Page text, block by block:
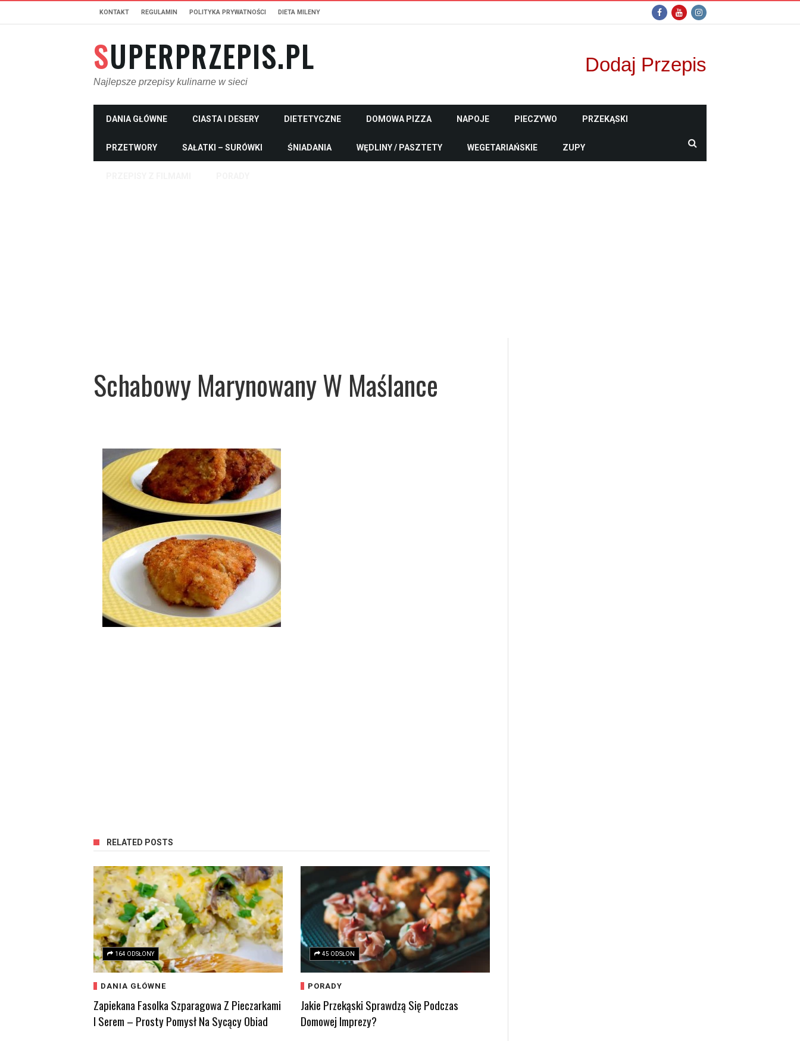
KONTAKT REGULAMIN POLITYKA PRYWATNOŚCI DIETA MILENY
SUPERPRZEPIS.PL
Najlepsze przepisy kulinarne w sieci
Dodaj Przepis
DANIA GŁÓWNE CIASTA I DESERY DIETETYCZNE DOMOWA PIZZA NAPOJE PIECZYWO PRZEKĄSKI
PRZETWORY SAŁATKI – SURÓWKI ŚNIADANIA WĘDLINY / PASZTETY WEGETARIAŃSKIE ZUPY
Schabowy Marynowany W Maślance
RELATED POSTS
164 ODSŁONY
DANIA GŁÓWNE
Zapiekana Fasolka Szparagowa Z Pieczarkami
I Serem – Prosty Pomysł Na Sycący Obiad
45 ODSŁON
PORADY
Jakie Przekąski Sprawdzą Się Podczas
Domowej Imprezy?